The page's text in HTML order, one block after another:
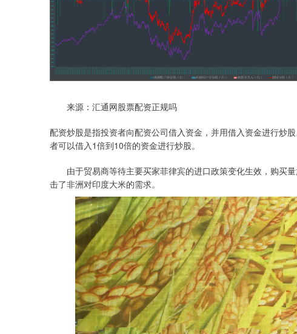
来源：汇通网股票配资正规吗
配资炒股是指投资者向配资公司借入资金，并用借入资金进行炒
者可以借入1倍到10倍的资金进行炒股。
由于贸易商等待主要买家菲律宾的进口政策变化生效，购买
击了非洲对印度大米的需求。